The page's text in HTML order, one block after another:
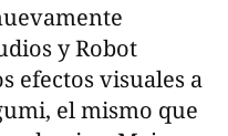
y Robot
efectos visuales a
el mismo que